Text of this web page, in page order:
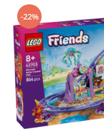
Party Games (jocuri
Jocuri pentru copii
Smart Games
Puzzle-uri logice
Jocuri cu miniaturi
Battletech
Final Girl - solo game
-22%